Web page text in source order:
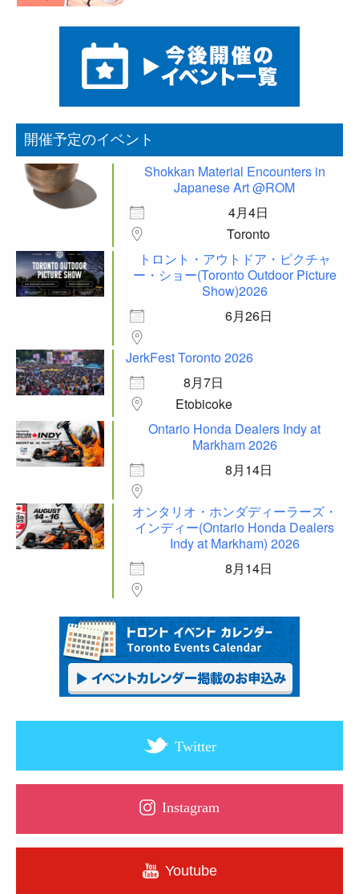
開催予定のイベント
Shokkan Material Encounters in
Japanese Art @ROM
4月4日
Toronto
トロント・アウトドア・ピクチャ
ー・ショー(Toronto Outdoor Picture
Show)2026
6月26日
JerkFest Toronto 2026
8月7日
Etobicoke
Ontario Honda Dealers Indy at
Markham 2026
8月14日
オンタリオ・ホンダディーラーズ・
インディー(Ontario Honda Dealers
Indy at Markham) 2026
8月14日
Twitter
Instagram
Youtube